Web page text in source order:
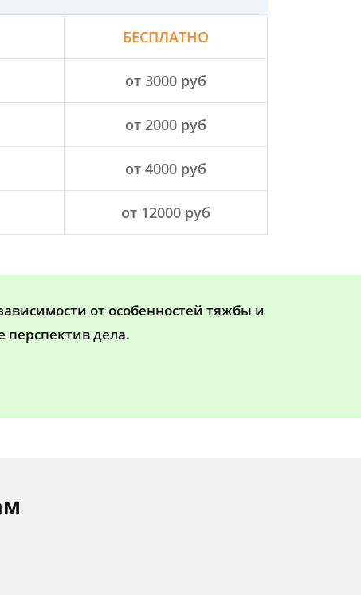
БЕСПЛАТНО
от 3000 руб
от 2000 руб
от 4000 руб
от 12000 руб
от особенностей тяжбы и
перспектив дела.